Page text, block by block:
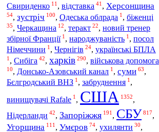
Свириденко 11, відставка 41, Херсонщина
54, зустріч 100, Одеська облрада 1 , біженці
35, Черкащина 12, теракт 22, новий тренер
збірної Франції 1, народжуваність 1, посол
Німеччини 1 , Чернігів 24, українські БПЛА
1 , Сибіга 42, харків 290, військова допомога
10, Донсько-Азовський канал 1 , суми 63,
Бєлгродський ВНЗ 1, забруднення 1,
винищувачі Rafale 1, США 1352,
Нідерланди 42, Запоріжжя 191, СБУ 817,
Угорщина 111 , Умєров 74, ухилянти 30,